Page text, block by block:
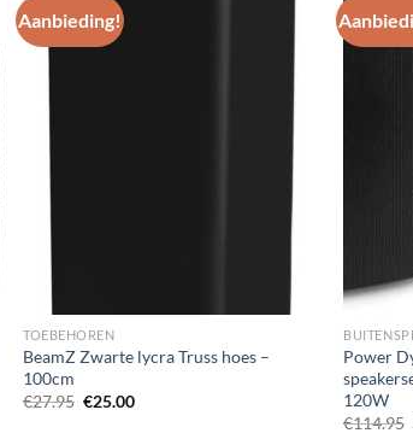
Aanbieding!
TOEBEHOREN
BeamZ Zwarte lycra Truss hoes –
100cm
€27.95 Oorspronkelijke
€25.00Huidige
Power
120W
€114.95